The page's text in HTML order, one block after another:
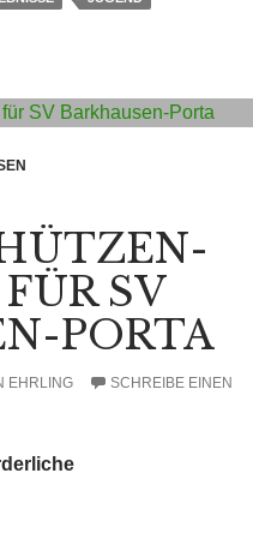
SV
PORTA
EHRLING
SCHREIBE EINEN